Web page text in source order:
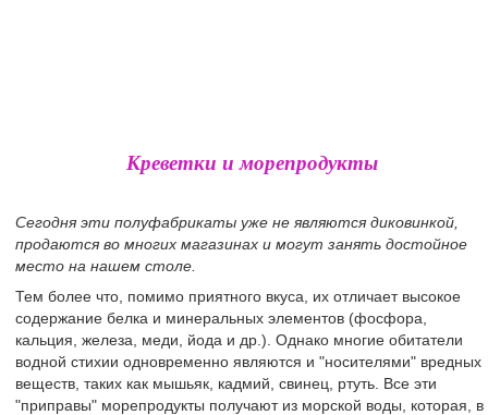
Креветки и морепродукты
Сегодня эти полуфабрикаты уже не являются диковинкой,
продаются во многих магазинах и могут занять достойное
место на нашем столе.
Тем более что, помимо приятного вкуса, их отличает высокое
содержание белка и минеральных элементов (фосфора,
кальция, железа, меди, йода и др.). Однако многие обитатели
водной стихии одновременно являются и "носителями" вредных
веществ, таких как мышьяк, кадмий, свинец, ртуть. Все эти
"приправы" морепродукты получают из морской воды, которая, в